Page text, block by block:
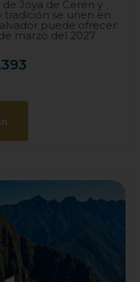
de Joya de Cerén y
tradición se unen en
puede ofrecer.
marzo del 2027